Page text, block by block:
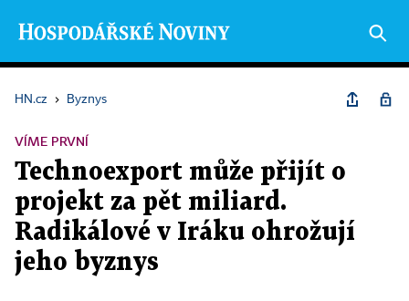
HN.cz › Byznys
VÍME PRVNÍ
Technoexport může přijít o
projekt za pět miliard.
Radikálové v Iráku ohrožují
jeho byznys